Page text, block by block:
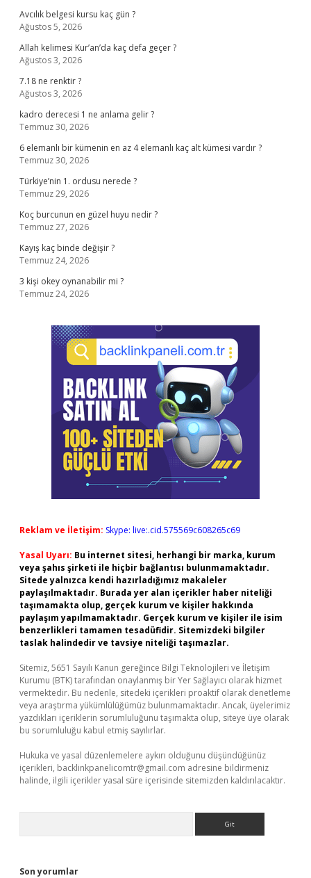
Avcılık belgesi kursu kaç gün ?
Ağustos 5, 2026
Allah kelimesi Kur’an’da kaç defa geçer ?
Ağustos 3, 2026
7.18 ne renktir ?
Ağustos 3, 2026
kadro derecesi 1 ne anlama gelir ?
Temmuz 30, 2026
6 elemanlı bir kümenin en az 4 elemanlı kaç alt kümesi vardır ?
Temmuz 30, 2026
Türkiye’nin 1. ordusu nerede ?
Temmuz 29, 2026
Koç burcunun en güzel huyu nedir ?
Temmuz 27, 2026
Kayış kaç binde değişir ?
Temmuz 24, 2026
3 kişi okey oynanabilir mi ?
Temmuz 24, 2026
Reklam ve İletişim: Skype: live:.cid.575569c608265c69
Yasal Uyarı: Bu internet sitesi, herhangi bir marka, kurum
veya şahıs şirketi ile hiçbir bağlantısı bulunmamaktadır.
Sitede yalnızca kendi hazırladığımız makaleler
paylaşılmaktadır. Burada yer alan içerikler haber niteliği
taşımamakta olup, gerçek kurum ve kişiler hakkında
paylaşım yapılmamaktadır. Gerçek kurum ve kişiler ile isim
benzerlikleri tamamen tesadüfidir. Sitemizdeki bilgiler
taslak halindedir ve tavsiye niteliği taşımazlar.
Sitemiz, 5651 Sayılı Kanun gereğince Bilgi Teknolojileri ve İletişim
Kurumu (BTK) tarafından onaylanmış bir Yer Sağlayıcı olarak hizmet
vermektedir. Bu nedenle, sitedeki içerikleri proaktif olarak denetleme
veya araştırma yükümlülüğümüz bulunmamaktadır. Ancak, üyelerimiz
yazdıkları içeriklerin sorumluluğunu taşımakta olup, siteye üye olarak
bu sorumluluğu kabul etmiş sayılırlar.
Hukuka ve yasal düzenlemelere aykırı olduğunu düşündüğünüz
içerikleri, backlinkpanelicomtr@gmail.com adresine bildirmeniz
halinde, ilgili içerikler yasal süre içerisinde sitemizden kaldırılacaktır.
Son yorumlar